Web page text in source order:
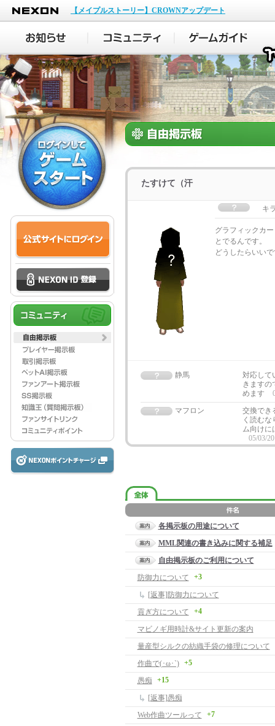
NEXON
【メイプルストーリー】CROWNアップデート
たすけて（汗
キ
グラフィックカ
とでるんです。
どうしたらいい
静馬
対応して
きますの
めます
マフロン
交換でき
く読む
ム向けに
05/03/
各掲示板の用途について
MML関連の書き込みに関する補足
自由掲示板のご利用について
防御力について
+3
[返事]防御力について
貢ぎ方について
+4
マビノギ用時計&サイト更新の案内
量産型シルクの紡織手袋の修理について
作曲で(･ω･`) +5
愚痴 +15
[返事]愚痴
Web作曲ツールって
+7